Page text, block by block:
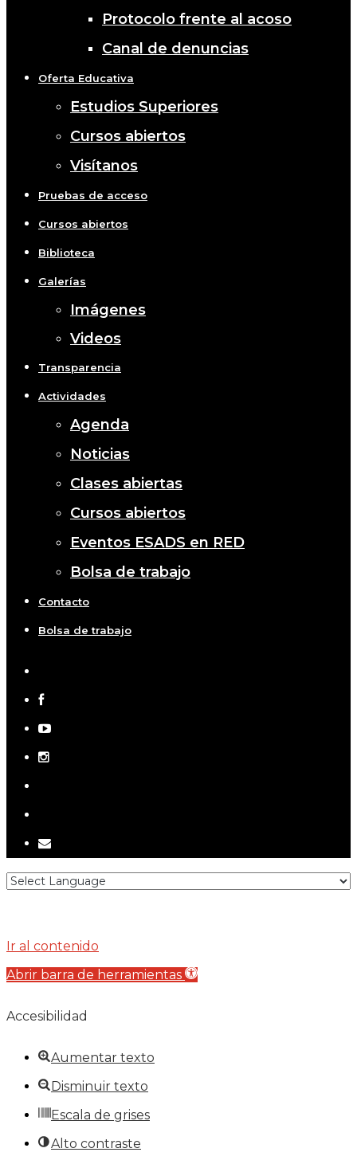
Protocolo frente al acoso
Canal de denuncias
Oferta Educativa
Estudios Superiores
Cursos abiertos
Visítanos
Pruebas de acceso
Cursos abiertos
Biblioteca
Galerías
Imágenes
Videos
Transparencia
Actividades
Agenda
Noticias
Clases abiertas
Cursos abiertos
Eventos ESADS en RED
Bolsa de trabajo
Contacto
Bolsa de trabajo
twitter
facebook
youtube
instagram
email
Ir al contenido
Abrir barra de herramientas
Accesibilidad
Aumentar texto
Disminuir texto
Escala de grises
Alto contraste